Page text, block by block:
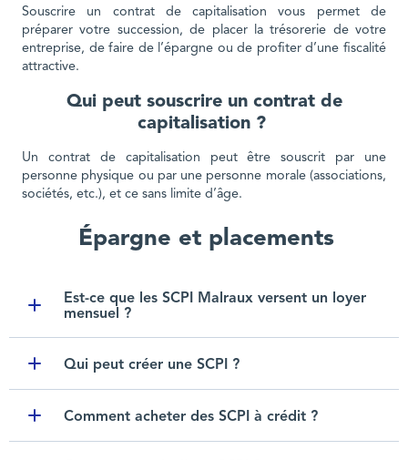
Souscrire un contrat de capitalisation vous permet de
préparer votre succession, de placer la trésorerie de votre
entreprise, de faire de l’épargne ou de profiter d’une fiscalité
attractive.
Qui peut souscrire un contrat de
capitalisation ?
Un contrat de capitalisation peut être souscrit par une
personne physique ou par une personne morale (associations,
sociétés, etc.), et ce sans limite d’âge.
Épargne et placements
Est-ce que les SCPI Malraux versent un loyer
mensuel ?
Qui peut créer une SCPI ?
Comment acheter des SCPI à crédit ?